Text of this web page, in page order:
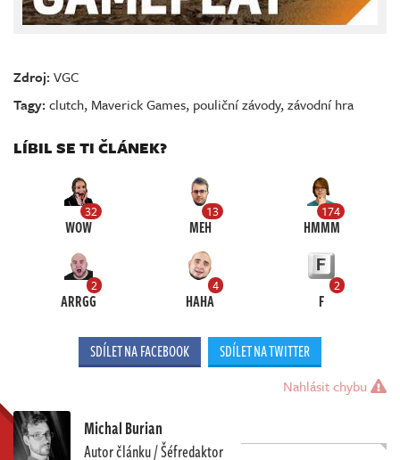
Zdroj:VGC
Tagy:clutch, Maverick Games, pouliční závody,závodní hra
LÍBIL SE TI ČLÁNEK?
32
WOW
13
MEH
174
HMMM
2
ARRGG
4
HAHA
2
F
SDÍLET NA FACEBOOK SDÍLET NA TWITTER
Nahlásit chybu
Michal Burian
Autor článku / Šéfredaktor